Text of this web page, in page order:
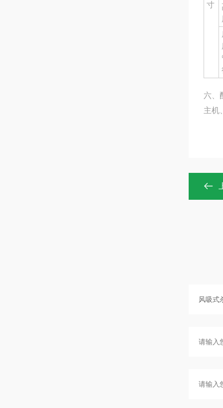
寸
六、
主机